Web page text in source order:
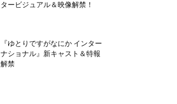
タービジュアル＆映像解禁！
『ゆとりですがなにか インター
ナショナル』新キャスト＆特報
解禁